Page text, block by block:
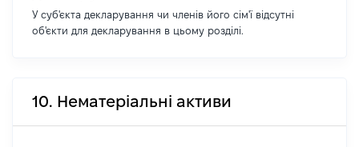
У суб'єкта декларування чи членів його сім'ї відсутні
об'єкти для декларування в цьому розділі.
10. Нематеріальні активи